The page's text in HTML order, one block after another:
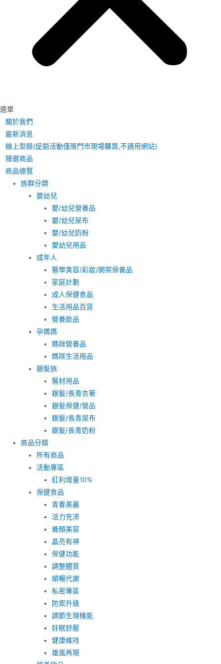
選單
關於我們
最新消息
線上型錄(促銷活動僅限門市現場購買,不適用網站)
臻選商品
商品總覽
族群分類
嬰幼兒
嬰/幼兒營養品
嬰/幼兒尿布
嬰/幼兒奶粉
嬰幼兒用品
成年人
醫學美容/彩妝/開架保養品
家庭計劃
成人保健食品
生活用品百貨
營養飲品
孕媽媽
媽咪營養品
媽咪生活用品
銀髮族
醫材用品
銀髮/長青衣著
銀髮保健/營品
銀髮/長青尿布
銀髮/長青奶粉
商品分類
所有商品
活動專區
紅利增量10%
保健食品
青春美麗
活力充沛
養顏美容
晶亮有神
保健功能
調整體質
順暢代謝
私密專區
防禦升級
調節生理機能
好眠舒壓
健康維持
雄風再現